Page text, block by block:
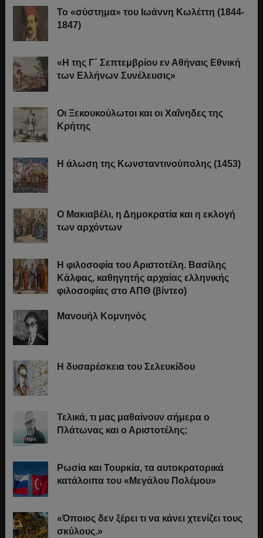
Το «σύστημα» του Ιωάννη Κωλέττη (1844-
1847)
«Η της Γ΄ Σεπτεμβρίου εν Αθήναις Εθνική
των Ελλήνων Συνέλευσις»
Οι Ξεκουκούλωτοι και οι Χαΐνηδες της
Κρήτης
Η άλωση της Κωνσταντινούπολης (1453)
Ο Μακιαβέλι, η Δημοκρατία και η εκλογή
των αρχόντων
Η φιλοσοφία του Αριστοτέλη. Βασίλης
Κάλφας, καθηγητής αρχαίας ελληνικής
φιλοσοφίας στο ΑΠΘ (βίντεο)
Μανουήλ Κομνηνός
Η δυσαρέσκεια του Σελευκίδου
Τελικά, τι μας μαθαίνουν σήμερα ο
Πλάτωνας και ο Αριστοτέλης;
Ρωσία και Τουρκία, τα αυτοκρατορικά
κατάλοιπα του «Μεγάλου Πολέμου»
«Όποιος δεν ξέρει τι να κάνει χτενίζει τους
σκύλους.»